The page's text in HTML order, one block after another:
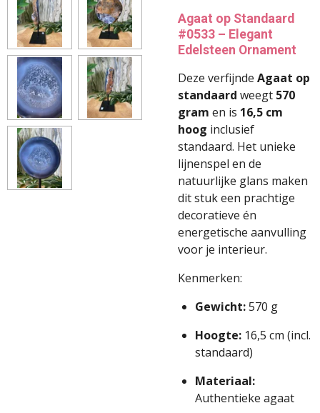
Agaat op Standaard
#0533 – Elegant
Edelsteen Ornament
Deze verfijnde Agaat op
standaard weegt 570
gram en is 16,5 cm
hoog inclusief
standaard. Het unieke
lijnenspel en de
natuurlijke glans maken
dit stuk een prachtige
decoratieve én
energetische aanvulling
voor je interieur.
Kenmerken:
Gewicht:570 g
Hoogte: 16,5 cm (incl.
standaard)
Materiaal:
Authentieke agaat